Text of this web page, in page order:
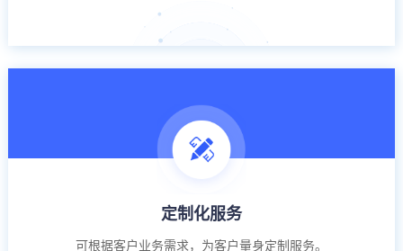
定制化服务
可根据客户业务需求，为客户量身定制服务。